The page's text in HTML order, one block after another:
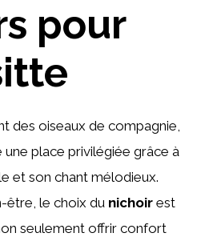
pour
des oiseaux de compagnie,
une place privilégiée grâce à
et son chant mélodieux.
être, le choix du nichoir est
seulement offrir confort